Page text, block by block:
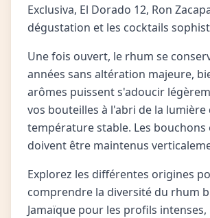
Exclusiva, El Dorado 12, Ron
dégustation et les cocktails
Une fois ouvert, le rhum se
années sans altération majeure,
arômes puissent s'adoucir
vos bouteilles à l'abri de la lumière
température stable. Les bouchons
doivent être maintenus
Explorez les différentes origines
comprendre la diversité du rhum
Jamaïque pour les profils intenses,